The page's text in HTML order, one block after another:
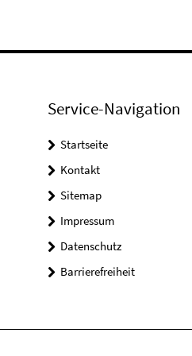
Service-Navigation
Startseite
Kontakt
Sitemap
Impressum
Datenschutz
Barrierefreiheit